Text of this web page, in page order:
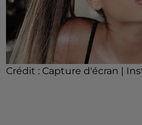
Crédit : Capture d'écran |